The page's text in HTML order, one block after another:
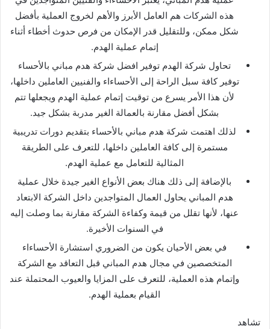
هذه الشركات هم العامل الأبرز والأهم لخروج العملية بأفضل
شكل ممكن، وللتقليل قدر الإمكان من فرص حدوث أخطاء أثناء
إتمام عملية الهدم.
تحاول شركة الهدم توفير افضل شركة هدم مباني بالأحساء
توفير كافة سبل الراحة إلى الأحساءاء والفنيين العاملين داخلها،
لأن هذا الأمر يسرع من توقيت إتمام عملية الهدم ويجعلها تتم
بشكل أفضل مقارنة بالعمالة الغير مدربة بشكل جيد.
لذلك اهتمت شركة هدم مباني بالأحساء بتقديم دورات تدريبية
مستمرة إلى كافة العاملين داخلها، للتعرف على الطريقة
المثالية للتعامل مع عملية الهدم.
بالإضافة إلى ذلك هناك بعض الأنواع الغير جيدة خلال عملية
هدم المباني يحاول العمال المتواجدين داخل الشركة الابتعاد
عنها، لأنها تقلل من قيمة وكفاءة الشركة مقارنة بما وصلت إليه
في السنوات الأخيرة.
في بعض الأحيان يكون من الضروري استشارة الأحساءاء
المتخصصين في مجال هدم المباني قبل التعاقد مع الشركة
وإتمام هذه العملية، للتعرف على المزايا والعيوب المحتملة عند
القيام بعملية الهدم.
تشاهد